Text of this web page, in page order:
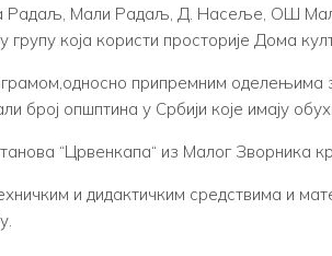
Радаљ, Мали Радаљ, Д. Насеље, ОШ
групу која користи просторије Дома
припремним оделењима
број опшптина у Србији које имају
“Црвенкапа“ из Малог Зворника
и дидактичким средствима и